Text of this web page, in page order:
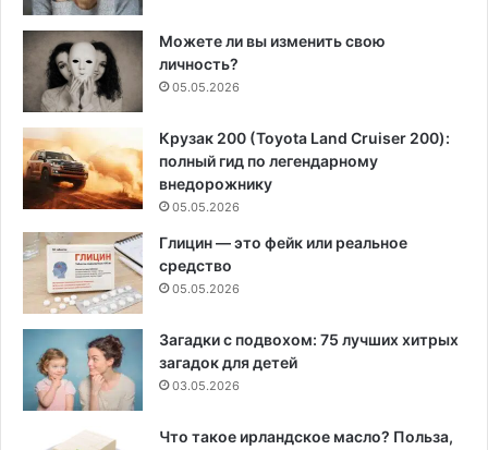
Можете ли вы изменить свою
личность?
05.05.2026
Крузак 200 (Toyota Land Cruiser 200):
полный гид по легендарному
внедорожнику
05.05.2026
Глицин — это фейк или реальное
средство
05.05.2026
Загадки с подвохом: 75 лучших хитрых
загадок для детей
03.05.2026
Что такое ирландское масло? Польза,